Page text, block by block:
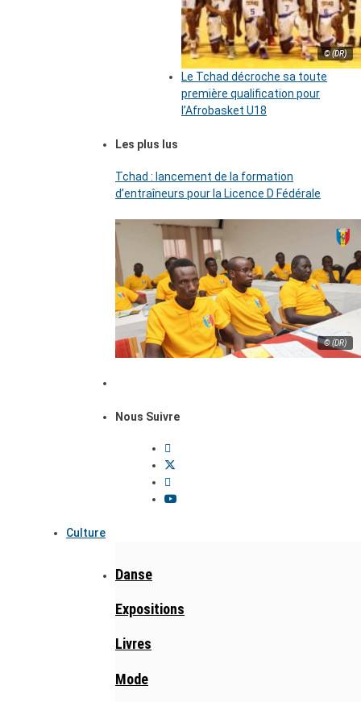
© (DR)
Le Tchad décroche sa toute
première qualification pour
l’Afrobasket U18
Les plus lus
Tchad : lancement de la formation
d’entraîneurs pour la Licence D Fédérale
© (DR)
Nous Suivre
Culture
Danse
Expositions
Livres
Mode